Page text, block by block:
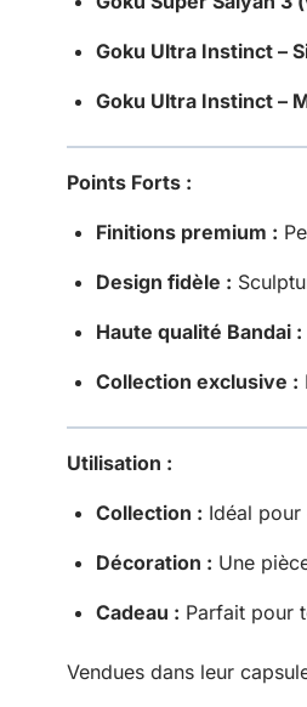
Goku Ultra Instinct –
Goku Ultra Instinct –
Points Forts :
Finitions premium :
Design fidèle :
Haute qualité Bandai :
Collection exclusive :
Utilisation :
Collection : Idéal
Décoration : Une
Cadeau : Parfait pour
Vendues dans leur